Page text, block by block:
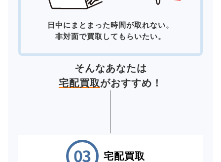
日中にまとまった時間が取れない。
非対面で買取してもらいたい。
そんなあなたは
宅配買取がおすすめ！
宅配買取